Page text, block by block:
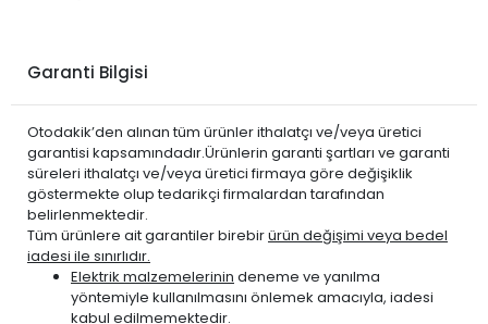
Garanti Bilgisi
Otodakik’den alınan tüm ürünler ithalatçı ve/veya üretici
garantisi kapsamındadır.Ürünlerin garanti şartları ve garanti
süreleri ithalatçı ve/veya üretici firmaya göre değişiklik
göstermekte olup tedarikçi firmalardan tarafından
belirlenmektedir.
Tüm ürünlere ait garantiler birebirürün değişimi veya bedel
iadesi ile sınırlıdır.
Elektrik malzemelerinin deneme ve yanılma
yöntemiyle kullanılmasını önlemek amacıyla, iadesi
kabul edilmemektedir.